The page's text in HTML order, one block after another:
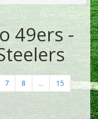
49ers -
7 8 ...
15